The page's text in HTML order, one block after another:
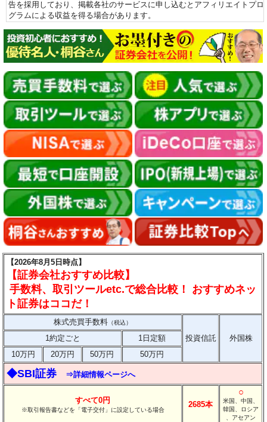
告を採用しており、掲載各社のサービスに申し込むとアフィリエイトプロ
グラムによる収益を得る場合があります。
【2026年8月5日時点】
【証券会社おすすめ比較】
手数料、取引ツールetc.で総合比較！ おすすめネッ
ト証券はココだ！
株式売買手数料 （税込）
投資信託 外国株
1約定ごと
1日定額
10万円
20万円 50万円 50万円
◆SBI証券 ⇒詳細情報ページへ
すべて0円
※取引報告書などを「電子交付」に設定している場合
2685本
○
米国、中国、
韓国、ロシア
、アセアン